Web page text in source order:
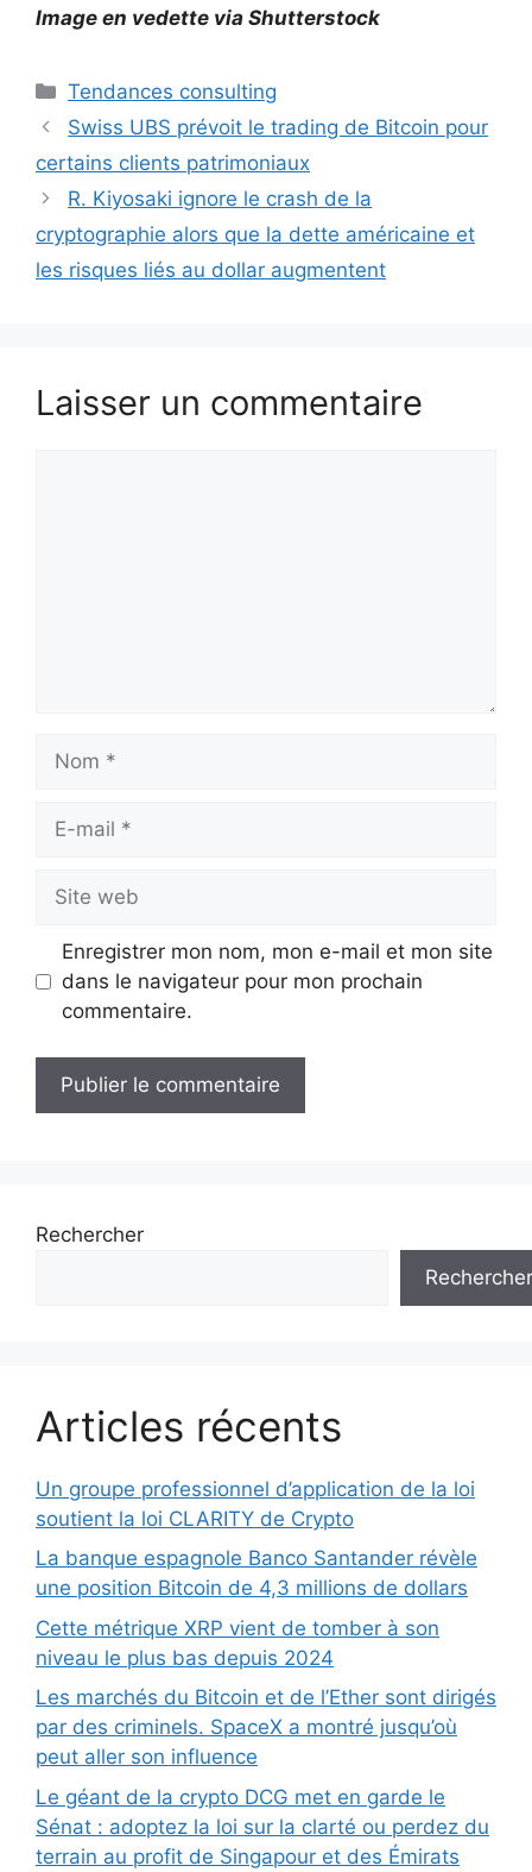
Image en vedette via Shutterstock
Catégories
Tendances consulting
Swiss UBS prévoit le trading de Bitcoin pour
certains clients patrimoniaux
R. Kiyosaki ignore le crash de la
cryptographie alors que la dette américaine et
les risques liés au dollar augmentent
Laisser un commentaire
Nom
Site
web
Enregistrer mon nom, mon e-mail et mon site
dans le navigateur pour mon prochain
commentaire.
Rechercher
Rechercher
Articles récents
Un groupe professionnel d’application de la loi
soutient la loi CLARITY de Crypto
La banque espagnole Banco Santander révèle
une position Bitcoin de 4,3 millions de dollars
Cette métrique XRP vient de tomber à son
niveau le plus bas depuis 2024
Les marchés du Bitcoin et de l’Ether sont dirigés
par des criminels. SpaceX a montré jusqu’où
peut aller son influence
Le géant de la crypto DCG met en garde le
Sénat : adoptez la loi sur la clarté ou perdez du
terrain au profit de Singapour et des Émirats